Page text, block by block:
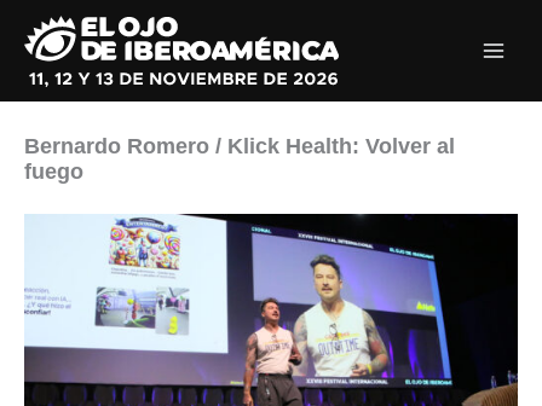
contenido
Bernardo Romero / Klick Health: Volver al
fuego